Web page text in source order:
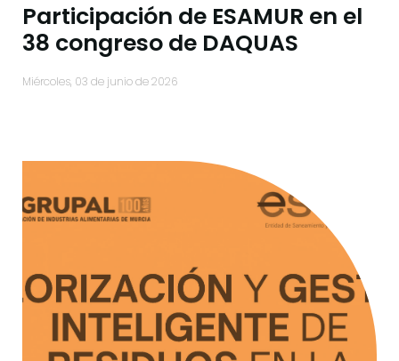
Participación de ESAMUR en el
38 congreso de DAQUAS
miércoles, 03 de junio de 2026